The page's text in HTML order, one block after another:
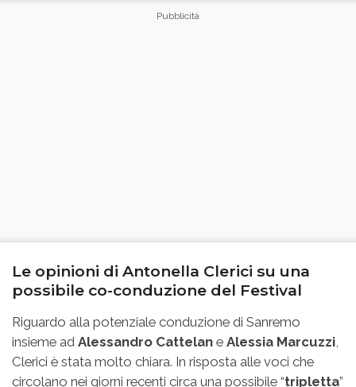
Le opinioni di Antonella Clerici su una
possibile co-conduzione del Festival
Riguardo alla potenziale conduzione di Sanremo
insieme ad Alessandro Cattelan e Alessia Marcuzzi,
Clerici è stata molto chiara. In risposta alle voci che
circolano nei giorni recenti circa una possibile “tripletta”